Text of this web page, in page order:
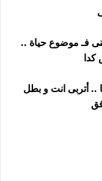
فـ موضوع حياة ..
كدا
.. أتربى انت و بطل